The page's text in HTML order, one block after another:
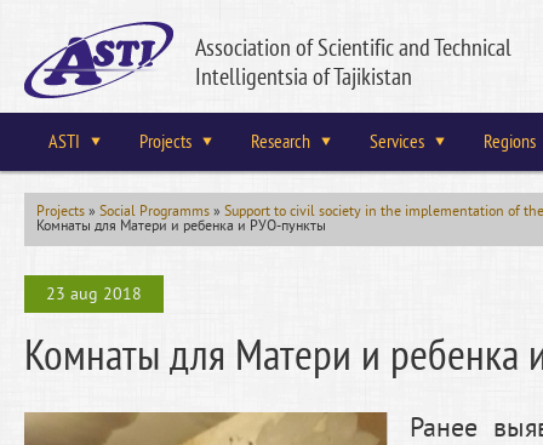
Association of Scientific and Technical
Intelligentsia of Tajikistan
ASTI Projects Research Services Regions
Projects» Social Programms» Support to civil society in the implementation of
Комнаты для Матери и ребенка и РУО-пункты
23 aug 2018
Комнаты для Матери и ребенка
Ранее